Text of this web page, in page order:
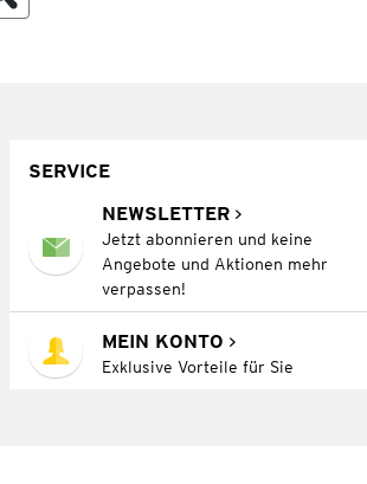
SERVICE
NEWSLETTER
Jetzt abonnieren und keine
Angebote und Aktionen mehr
verpassen!
MEIN KONTO
Exklusive Vorteile für Sie